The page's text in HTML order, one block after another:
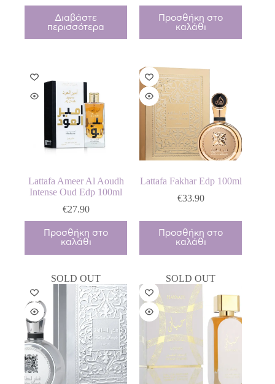
Διαβάστε
περισσότερα
Προσθήκη στο
καλάθι
Lattafa Ameer Al Aoudh
Intense Oud Edp 100ml
€27.90
Προσθήκη στο
καλάθι
Lattafa Fakhar Edp 100ml
€33.90
Προσθήκη στο
καλάθι
SOLD OUT SOLD OUT